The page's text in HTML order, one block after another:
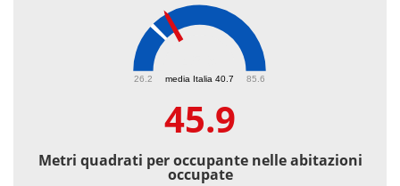
media Italia 40.7
26.2 85.6
45.9
Metri quadrati per occupante nelle abitazioni
occupate